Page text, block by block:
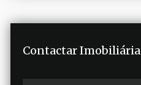
Contactar Imobiliária